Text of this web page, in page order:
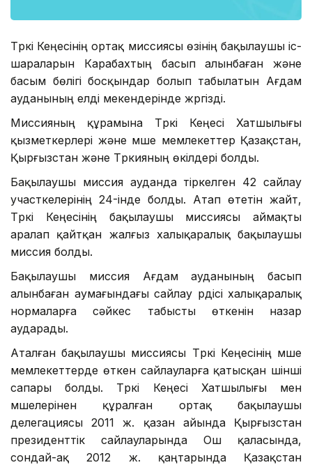
Түркі Кеңесінің ортақ миссиясы өзінің бақылаушы іс-
шараларын Карабахтың басып алынбаған және
басым бөлігі босқындар болып табылатын Ағдам
ауданының елді мекендерінде жүргізді.
Миссияның құрамына Түркі Кеңесі Хатшылығы
қызметкерлері және мүше мемлекеттер Қазақстан,
Қырғызстан және Түркияның өкілдері болды.
Бақылаушы миссия ауданда тіркелген 42 сайлау
участкелерінің 24-інде болды. Атап өтетін жайт,
Түркі Кеңесінің бақылаушы миссиясы аймақты
аралап қайтқан жалғыз халықаралық бақылаушы
миссия болды.
Бақылаушы миссия Ағдам ауданының басып
алынбаған аумағындағы сайлау үрдісі халықаралық
нормаларға сәйкес табысты өткенін назар
аударады.
Аталған бақылаушы миссиясы Түркі Кеңесінің мүше
мемлекеттерде өткен сайлауларға қатысқан үшінші
сапары болды. Түркі Кеңесі Хатшылығы мен
мүшелерінен құралған ортақ бақылаушы
делегациясы 2011 ж. қазан айында Қырғызстан
президенттік сайлауларында Ош қаласында,
сондай-ақ 2012 ж. қаңтарында Қазақстан